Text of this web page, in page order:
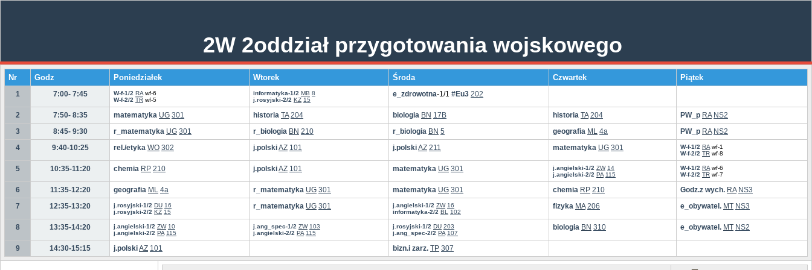
2W 2oddział przygotowania wojskowego
Nr Godz Poniedziałek Wtorek Środa Czwartek Piątek
1 7:00- 7:45 W-f-1/2 RA wf-6
W-f-2/2 TR wf-5
informatyka-1/2 MB 8
j.rosyjski-2/2 KZ 15
e_zdrowotna-1/1 #Eu3 202
2 7:50- 8:35 matematyka UG 301 historia TA 204 biologia BN 17B historia TA 204 PW_p RA NS2
3
8:45- 9:30 r_matematyka UG 301 r_biologia BN 210 r_biologia BN 5 geografia ML 4a PW_p RA NS2
4
9:40-10:25 rel./etyka WO 302 j.polskiAZ 101 j.polskiAZ 211 matematyka UG 301 W-f-1/2 RA wf-1
W-f-2/2 TR wf-8
5 10:35-11:20 chemia RP 210 j.polskiAZ 101 matematyka UG 301 j.angielski-1/2 ZW 14
j.angielski-2/2 PA 115
W-f-1/2 RA wf-6
W-f-2/2 TR wf-7
6 11:35-12:20 geografia ML 4a r_matematyka UG 301 matematyka UG 301 chemia RP 210 Godz.z wych. RA NS3
7
12:35-13:20 j.rosyjski-1/2 DU 16
j.rosyjski-2/2 KZ 15
r_matematyka UG 301 j.angielski-1/2 ZW 16
informatyka-2/2 BL 102
fizyka MA 206 e_obywatel. MT NS3
8 13:35-14:20 j.angielski-1/2 ZW 10
j.angielski-2/2 PA 115
j.ang_spec-1/2 ZW 103
j.angielski-2/2 PA 115
j.rosyjski-1/2 DU 203
j.ang_spec-2/2 PA 107
biologia BN 310 e_obywatel. MT NS2
9 14:30-15:15 j.polskiAZ 101 bizn.i zarz. TP 307